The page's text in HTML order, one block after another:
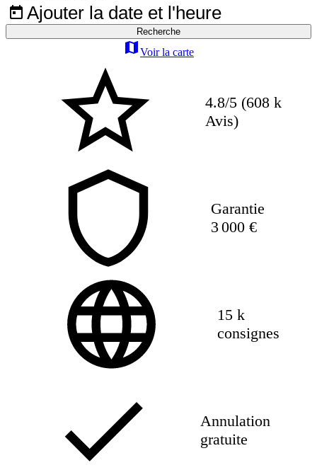
Ajouter la date et l'heure
Recherche
Voir la carte
4.8/5 (608 k
Avis)
Garantie
3 000 €
15 k
consignes
Annulation
gratuite